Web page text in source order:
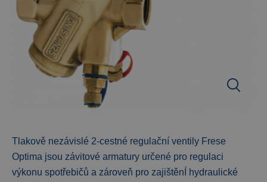
Tlakově nezávislé 2-cestné regulační ventily Frese
Optima jsou závitové armatury určené pro regulaci
výkonu spotřebičů a zároveň pro zajištěnÍ hydraulické